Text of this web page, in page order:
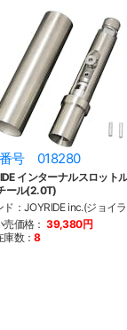
号 018280
インターナルスロット
ール(2.0T)
ド：JOYRIDE inc.(ジョイ
価格： 39,380円
庫数：8